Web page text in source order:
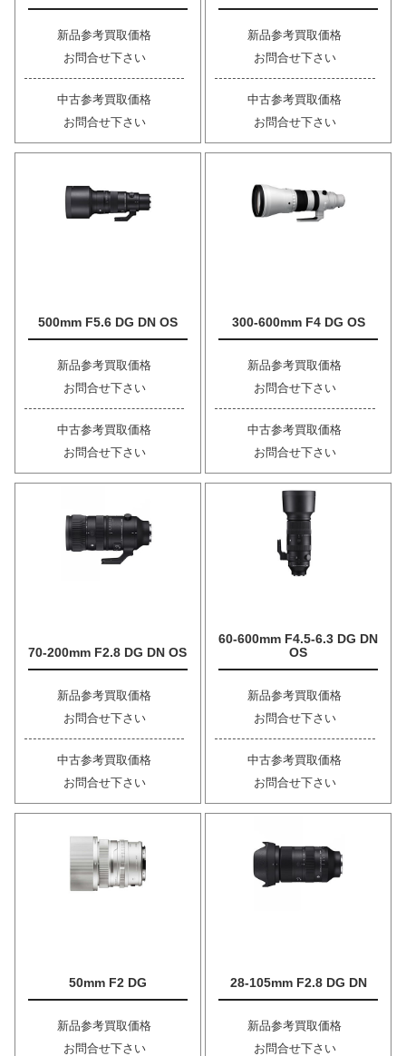
新品参考買取価格
お問合せ下さい
中古参考買取価格
お問合せ下さい
新品参考買取価格
お問合せ下さい
中古参考買取価格
お問合せ下さい
500mm F5.6 DG DN OS
新品参考買取価格
お問合せ下さい
中古参考買取価格
お問合せ下さい
300-600mm F4 DG OS
新品参考買取価格
お問合せ下さい
中古参考買取価格
お問合せ下さい
70-200mm F2.8 DG DN OS
新品参考買取価格
お問合せ下さい
中古参考買取価格
お問合せ下さい
60-600mm F4.5-6.3 DG DN
OS
新品参考買取価格
お問合せ下さい
中古参考買取価格
お問合せ下さい
50mm F2 DG
新品参考買取価格
お問合せ下さい
28-105mm F2.8 DG DN
新品参考買取価格
お問合せ下さい